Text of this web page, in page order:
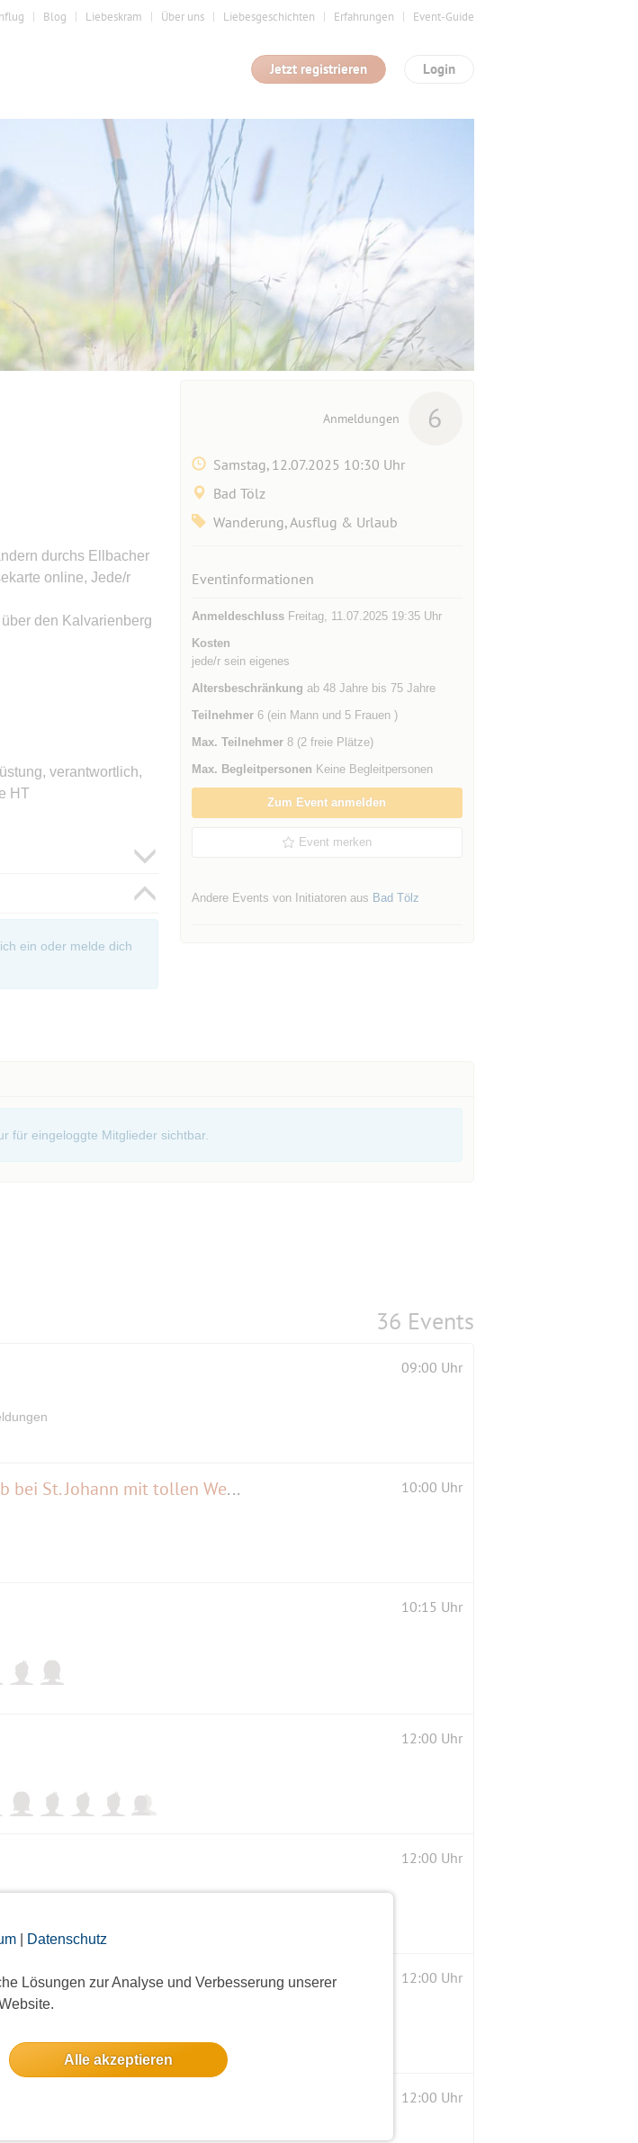
| Datenschutz
Lösungen zur Analyse und Verbesserung unserer
Alle akzeptieren
Blog Liebeskram Über uns Liebesgeschichten Erfahrungen Event-Guide
Login
Jetzt registrieren
durchs Ellbacher
online, Jede/r
den Kalvarienberg
verantwortlich,
HT
ein oder melde dich
Anmeldungen 6
Samstag, 12.07.2025 10:30 Uhr
Bad Tölz
Wanderung, Ausflug & Urlaub
Eventinformationen
AnmeldeschlussFreitag, 11.07.2025 19:35 Uhr
Kosten
jede/r sein eigenes
Altersbeschränkung ab 48 Jahre bis 75 Jahre
Teilnehmer6 (ein Mann und 5 Frauen )
Max. Teilnehmer8 (2 freie Plätze)
Max. Begleitpersonen Keine Begleitpersonen
Zum Event anmelden
Event merken
Andere Events von Initiatoren aus Bad Tölz
für eingeloggte Mitglieder sichtbar.
36 Events
09:00 Uhr
Wanderung übers Roẞfeld auf der Schwäbischen Alb bei St. Johann mit tollen Weitblicken 10:00 Uhr
10:15 Uhr
12:00 Uhr
12:00 Uhr
12:00 Uhr
12:00 Uhr